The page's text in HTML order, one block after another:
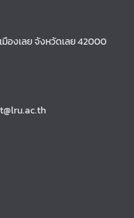
มืองเลย จังหวัดเลย 42000